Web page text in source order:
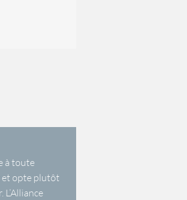
à toute
opte plutôt